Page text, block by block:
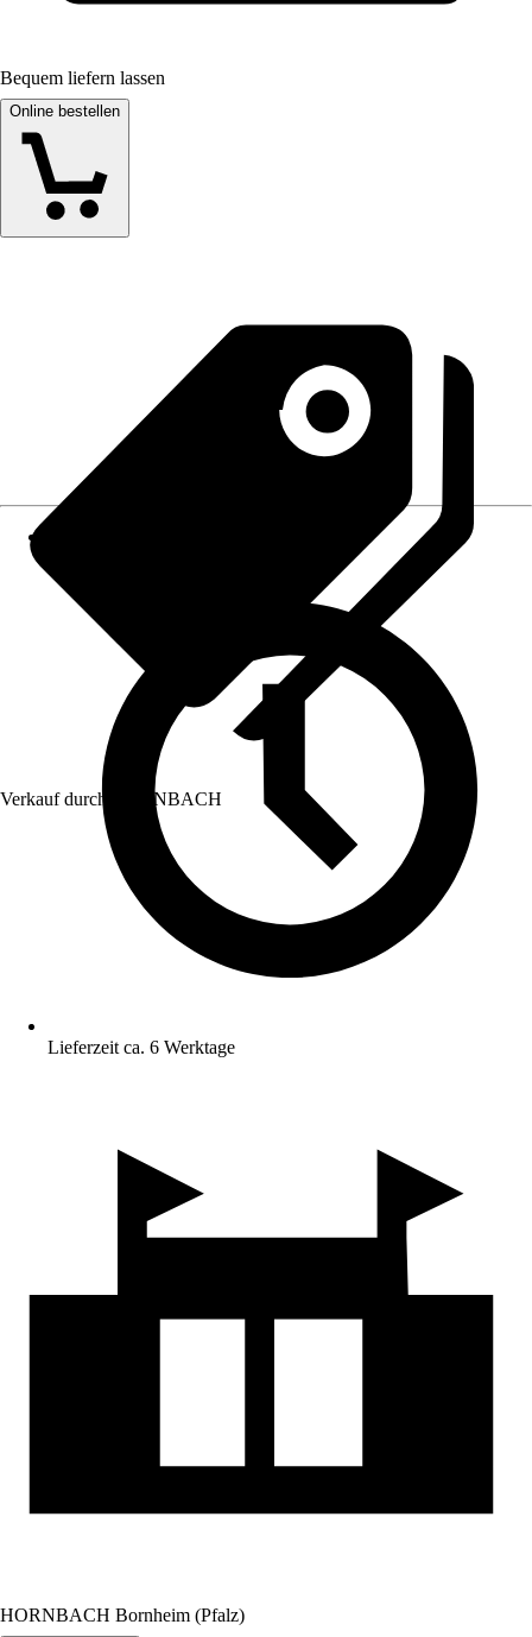
Bequem liefern lassen
Online bestellen
Verkauf durch: HORNBACH
Lieferzeit ca. 6 Werktage
HORNBACH Bornheim (Pfalz)